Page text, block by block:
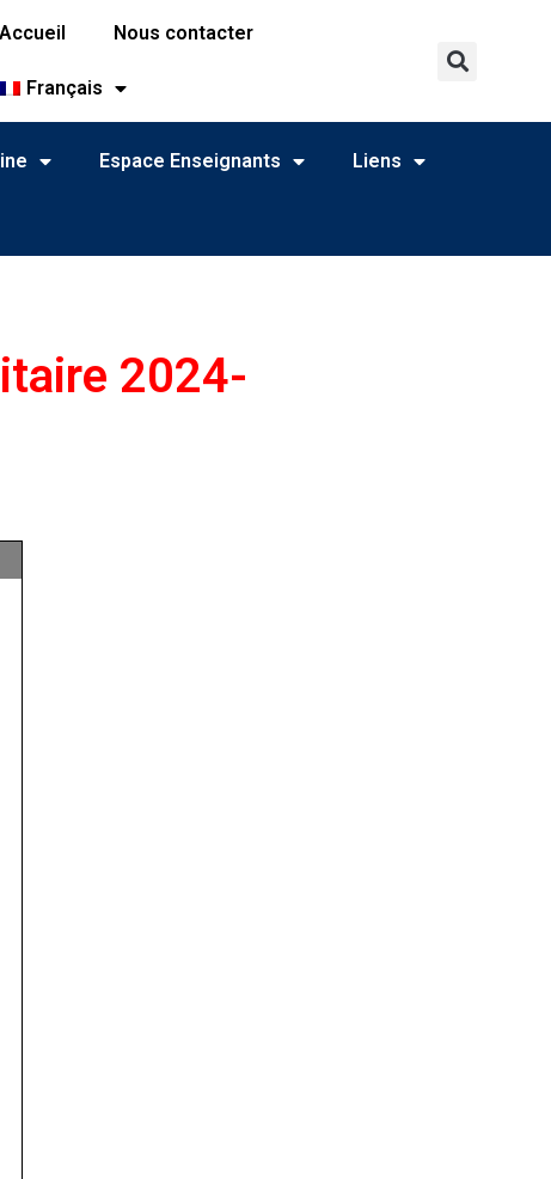
Accueil Nous contacter
Français
Espace Enseignants Liens
2024-